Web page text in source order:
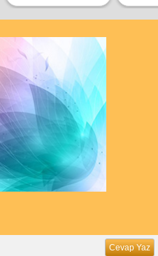
Cevap Yaz